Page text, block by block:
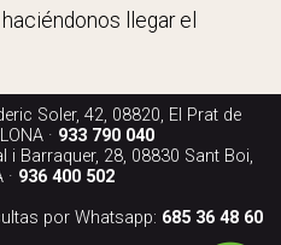
llegar el
Soler, 42, 08820, El Prat de
· 933 790 040
i Barraquer, 28, 08830 Sant Boi,
· 936 400 502
por Whatsapp: 685 36 48 60